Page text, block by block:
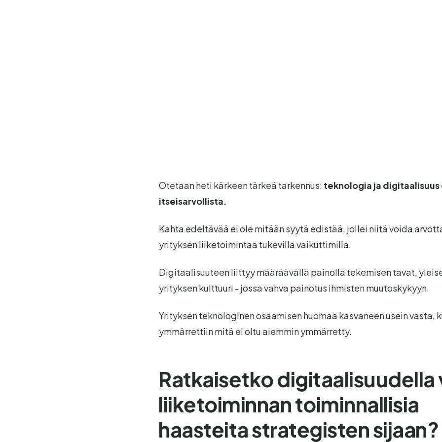
Otetaan heti kärkeen tärkeä tarkennus: teknologia ja digitaalisuus
itseisarvollista.
Kahta edeltävää ei ole mitään syytä edistää, jollei niitä voida
yrityksen liiketoimintaa tukevilla vaikuttimilla.
Digitaalisuuteen liittyy määräävällä painolla tekemisen tavat,
yrityksen kulttuuri - jossa vahva painotus ihmisten muutoskykyyn.
Yrityksen teknologinen osaamisen huomaa kasvaneen usein vasta,
ymmärrettiin mitä ei oltu aiemmin ymmärretty.
Ratkaisetko digitaalisuudella
liiketoiminnan toiminnallisia
haasteita strategisten sijaan?